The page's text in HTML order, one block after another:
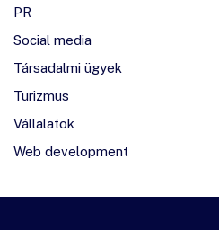
PR
Social media
Társadalmi ügyek
Turizmus
Vállalatok
Web development